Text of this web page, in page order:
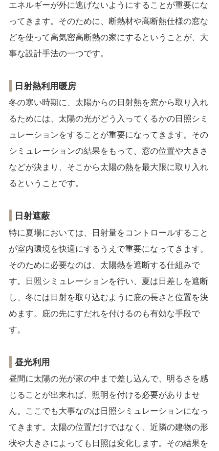
エネルギーが外に逃げないようにすることが重要にな
ってきます。そのために、断熱材や高断熱仕様の窓な
どを使って高気密高断熱の家にするということが、大
事な設計手法の一つです。
日射熱利用暖房
冬の寒い時期に、太陽からの日射熱を窓から取り入れ
るためには、太陽の光がどう入ってくるかの日照シミ
ュレーションをすることが重要になってきます。その
シミュレーションの結果をもって、窓の位置や大きさ
などが決まり、そこから太陽の熱を最大限に取り入れ
るということです。
日射遮蔽
特に夏場においては、日射量をコントロールすること
が室内環境を快適にするうえで重要になってきます。
そのために必要なのは、太陽熱を遮断する仕組みで
す。日照シミュレーションを行い、夏は日差しを遮断
し、冬には日射を取り込むように庇の長さと位置を決
めます。庇の先にすだれを付けるのも有効な手段で
す。
昼光利用
昼間に太陽の光が家の中まで差し込んで、明るさを感
じることが出来れば、照明を付ける必要がありませ
ん。ここでも大事なのは日照シミュレーションになっ
てきます。太陽の位置だけではなく、近隣の建物の形
状や大きさによっても日照は変化します。その結果を